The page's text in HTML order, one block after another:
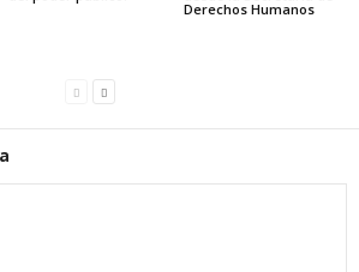
Derechos Humanos